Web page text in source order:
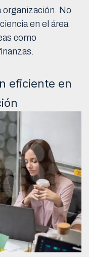
organización. No
en el área
como
eficiente en